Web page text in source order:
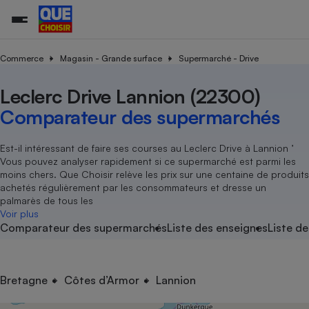
Commerce Magasin - Grande surface Supermarché - Drive
Leclerc Drive Lannion (22300)
Comparateur des supermarchés
Est-il intéressant de faire ses courses au Leclerc Drive à Lannion ’
Vous pouvez analyser rapidement si ce supermarché est parmi les
moins chers. Que Choisir relève les prix sur une centaine de produits
achetés régulièrement par les consommateurs et dresse un
palmarès de tous les
Voir plus
Comparateur des supermarchésListe des enseignesListe
Bretagne Côtes d’Armor Lannion
Additifs
Nutrition
Assurance auto
Magasin - Grande surface
Méthode de vente -
Organismes de défense
Système judiciairegratuit
Déchet
Achat - Vente - Travaux
Location
Sport
électrique
Démarche administrative
Senior
Service marchand
Train
Transport aérien
Toutes les actualités
Enquêtes
Guides d'achat
Conseils
Brèves
Tous les services
Soumettre un litige
Lettres types
Rencontrer une association locale
Tous nos combats
Nos actions
Nos grandes victoires
Les billets de la présidente
Nos associations locales
Nous rejoindre
En savoir plus sur Que Choisir Ensemble
?
L’association
Nos missions
Notre méthodologie
Notre financement
Nos partenaires
Nous rejoindre